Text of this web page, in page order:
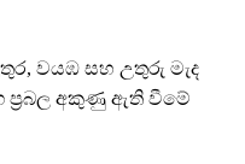
වයඹ සහ උතුරු මැද
ප්‍රබල අකුණු ඇති වීමේ